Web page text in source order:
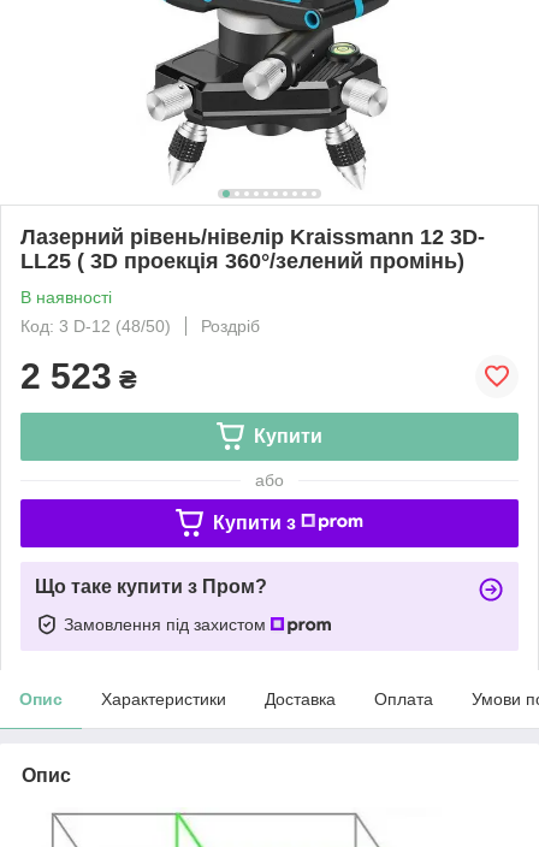
Лазерний рівень/нівелір Kraissmann 12 3D-
LL25 ( 3D проекція 360°/зелений промінь)
В наявності
Код: 3 D-12 (48/50)
Роздріб
2 523 ₴
Купити
або
Купити з
Що таке купити з Пром?
Замовлення під захистом
Опис Характеристики Доставка Оплата Умови
Опис